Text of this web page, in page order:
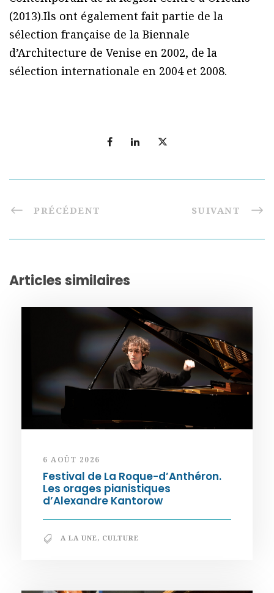
(2013).Ils ont également fait partie de la
sélection française de la Biennale
d’Architecture de Venise en 2002, de la
sélection internationale en 2004 et 2008.
PRÉCÉDENT SUIVANT
Articles similaires
6 AOÛT 2026
Festival de La Roque-d’Anthéron.
Les orages pianistiques
d’Alexandre Kantorow
A LA UNE, CULTURE